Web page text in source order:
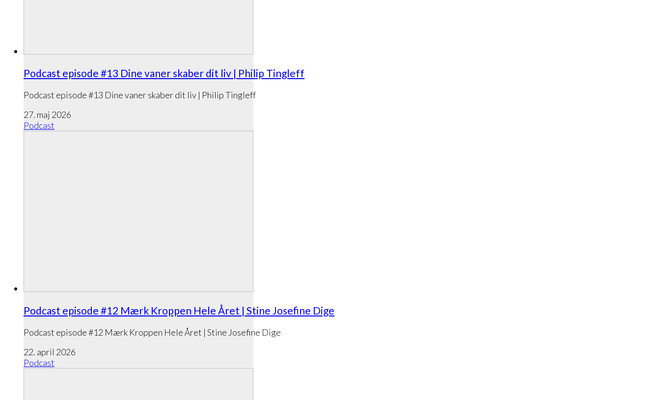
Podcast episode #13 Dine vaner skaber dit liv | Philip Tingleff
Podcast episode #13 Dine vaner skaber dit liv | Philip Tingleff
27. maj 2026
Podcast
Podcast episode #12 Mærk Kroppen Hele Året | Stine Josefine Dige
Podcast episode #12 Mærk Kroppen Hele Året | Stine Josefine Dige
22. april 2026
Podcast